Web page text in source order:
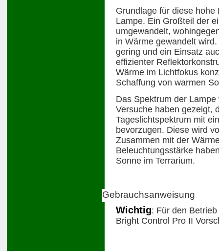
Grundlage für diese
Lampe. Ein Großteil der
umgewandelt,
in Wärme gewandelt
gering und ein Einsatz
effizienter
Wärme im Lichtfokus
Schaffung von warmen
Das Spektrum der
Versuche haben gezeigt,
Tageslichtspektrum mit
bevorzugen. Diese wird
Zusammen mit der
Beleuchtungsstärke
Sonne im Terrarium.
Gebrauchsanweisung
Wichtig: Für den
Bright Control Pro II